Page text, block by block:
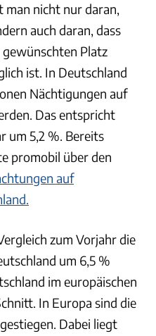
man nicht nur daran,
auch daran, dass
Platz
ist. In Deutschland
Nächtigungen auf
Das entspricht
um 5,2 %. Bereits
promobil über den
auf
zum Vorjahr die
um 6,5 %
im europäischen
In Europa sind die
Dabei liegt